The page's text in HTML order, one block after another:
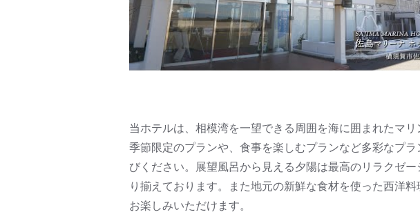
当ホテルは、相模湾を一望できる周囲を海に囲まれたマ
季節限定のプランや、食事を楽しむプランなど多彩なプ
びください。展望風呂から見える夕陽は最高のリラクゼ
り揃えております。また地元の新鮮な食材を使った西洋
お楽しみいただけます。